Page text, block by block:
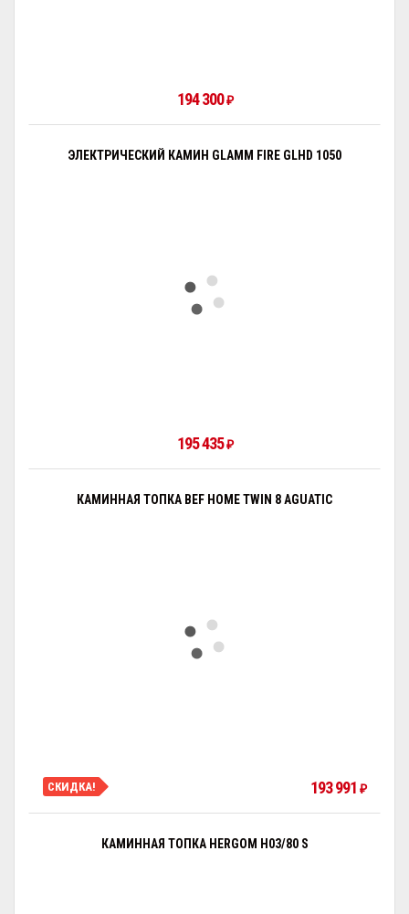
194 300₽
ЭЛЕКТРИЧЕСКИЙ КАМИН GLAMM FIRE GLHD 1050
195 435₽
КАМИННАЯ ТОПКА BEF HOME TWIN 8 AGUATIC
СКИДКА! 193 991 ₽
КАМИННАЯ ТОПКА HERGOM H03/80 S